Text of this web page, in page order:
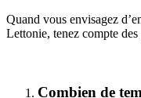
Quand vous envisagez
Lettonie, tenez compte
Combien de